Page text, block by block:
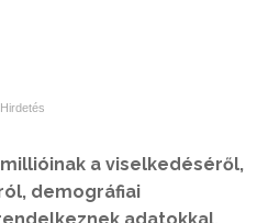
a viselkedéséről,
demográfiai